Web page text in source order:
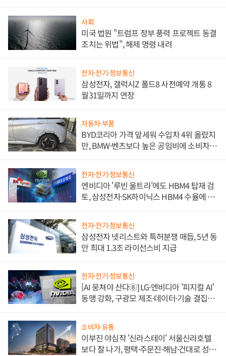
사회
미국 법원 "트럼프 정부 풍력 프로젝트 동결
조치는 위법", 해제 명령 내려
전자·전기·정보통신
삼성전자, 갤럭시Z 폴드8 사전예약 개통 8
월31일까지 연장
자동차·부품
BYD코리아 가격 앞세워 수입차 4위 올랐지
만, BMW·벤츠보다 높은 공임비에 소비자
전자·전기·정보통신
엔비디아 '루빈 울트라'에도 HBM4 탑재 검
토, 삼성전자·SK하이닉스 HBM4 수율에 주
전자·전기·정보통신
삼성전자 넷리스트와 특허분쟁 매듭, 5년 동
안 최대 1.3조 라이선스비 지급
전자·전기·정보통신
[AI 뭉쳐야 산다⑧] LG·엔비디아 '피지컬 AI'
동맹 강화, 구광모 제조·데이터·기술 결집
소비자·유통
이부진 야심작 '신라스테이' 서울신라호텔
보다 잘 나가, 평택·주문진·해남·건대로 성